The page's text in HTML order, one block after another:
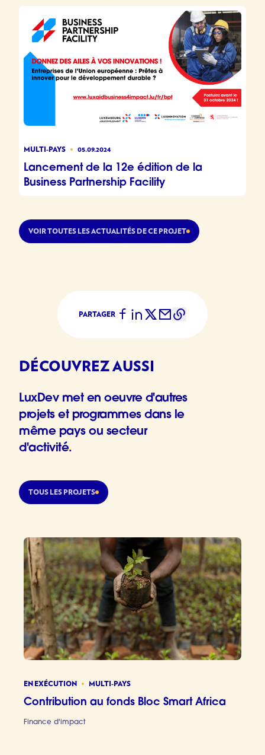
MULTI-PAYS 05.09.2024
Lancement de la 12e édition de la
Business Partnership Facility
VOIR TOUTES LES ACTUALITÉS DE CE PROJET
PARTAGER
DÉCOUVREZ AUSSI
LuxDev met en oeuvre d'autres
projets et programmes dans le
même pays ou secteur
d'activité.
TOUS LES PROJETS
EN EXÉCUTION MULTI-PAYS
Contribution au fonds Bloc Smart Africa
Finance d'impact